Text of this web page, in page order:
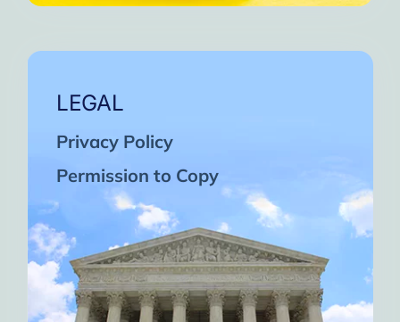
LEGAL
Privacy Policy
Permission to Copy